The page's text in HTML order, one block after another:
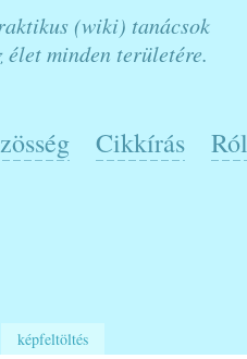
(wiki) tanácsok
élet minden területére.
Cikkírás
képfeltöltés